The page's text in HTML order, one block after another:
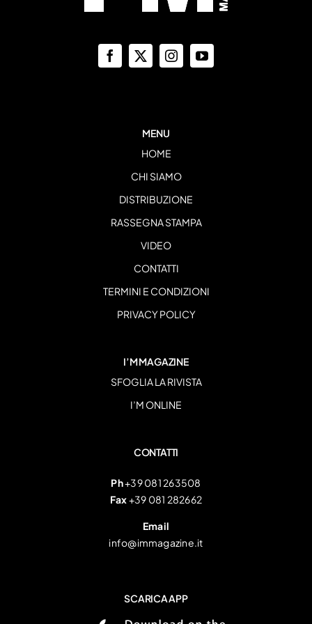
MENU
HOME
CHI SIAMO
DISTRIBUZIONE
RASSEGNA STAMPA
VIDEO
CONTATTI
TERMINI E CONDIZIONI
PRIVACY POLICY
I’M MAGAZINE
SFOGLIA LA RIVISTA
I’M ONLINE
CONTATTI
Ph+39 081 263508
Fax+39 081 282662
Email
info@immagazine.it
SCARICA APP